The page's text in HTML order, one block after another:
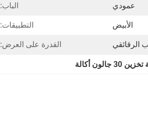
عمودي الباب:
الأبيض التطبيقات:
الرقائقي القدرة على العرض:
30 جالون أكالة